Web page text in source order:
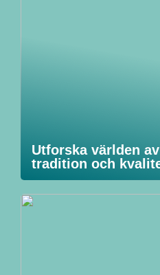
Utforska världen
tradition och